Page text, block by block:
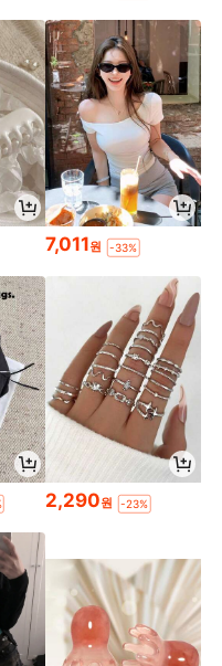
7,011원 -33%
2,290원 -23%